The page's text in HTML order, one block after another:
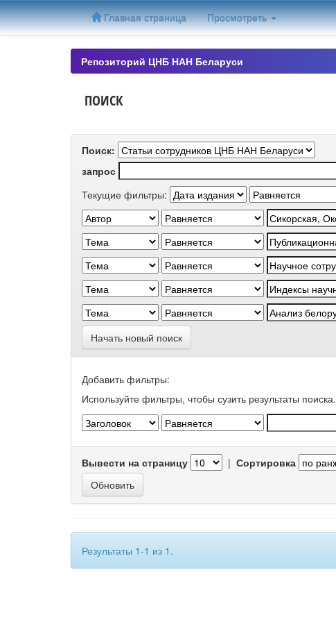
Skip
navigation
Главная страница Просмотреть
Репозиторий ЦНБ НАН Беларуси
ПОИСК
Поиск:
запрос
Текущие фильтры:
Начать новый поиск
Добавить фильтры:
Используйте фильтры, чтобы сузить результаты поиска.
Вывести на страницу | Сортировка
Результаты 1-1 из 1.